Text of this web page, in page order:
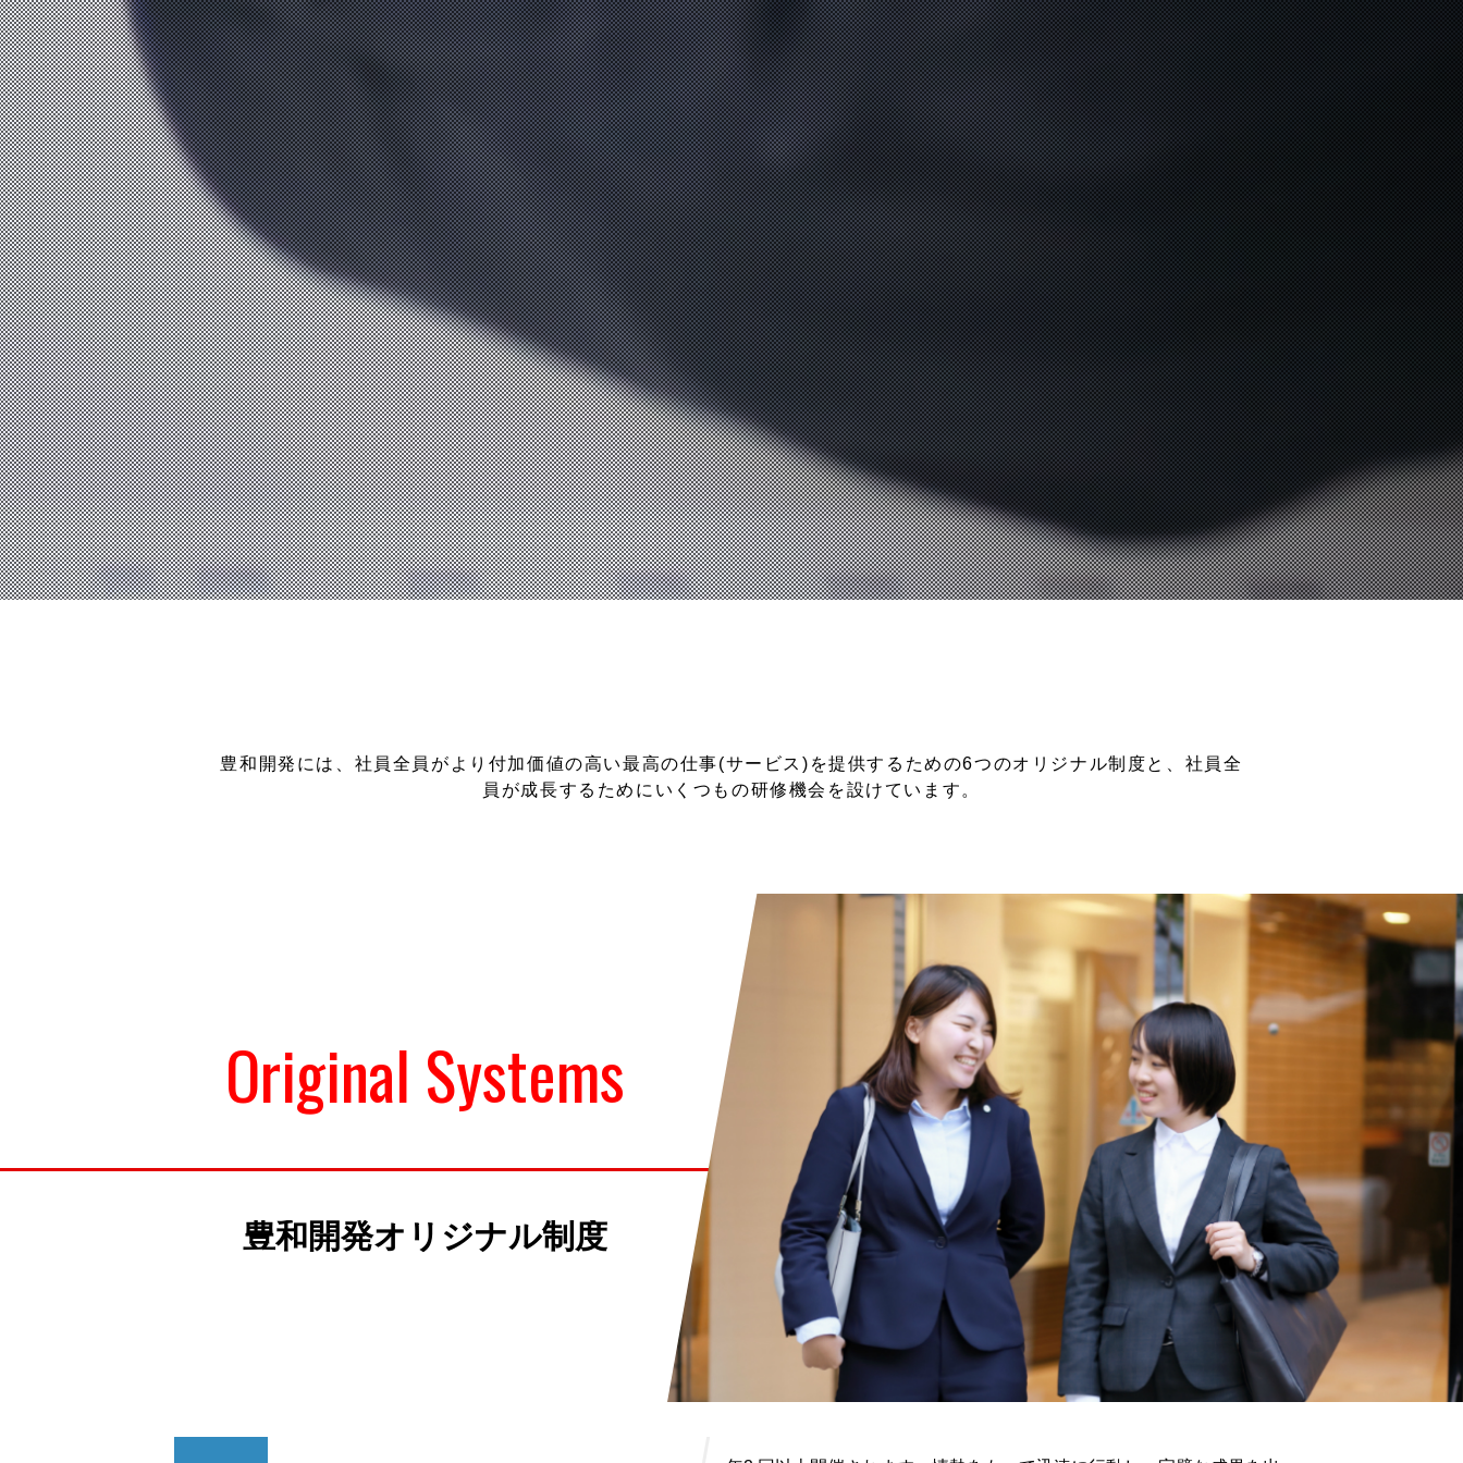
豊和開発には、社員全員がより付加価値の高い最高の仕事(サービス)を提供するための6つのオリジナル制度と、社員全
員が成長するためにいくつもの研修機会を設けています。
Original Systems
豊和開発オリジナル制度